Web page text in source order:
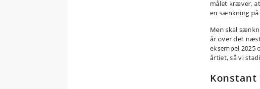
målet kræver,
en sænkning
Men skal
år over det
eksempel 2025
årtiet, så vi